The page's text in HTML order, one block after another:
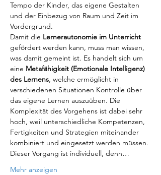
Tempo der Kinder, das eigene Gestalten
und der Einbezug von Raum und Zeit im
Vordergrund.
Damit die Lernerautonomie im Unterricht
gefördert werden kann, muss man wissen,
was damit gemeint ist. Es handelt sich um
eine Metafähigkeit (Emotionale Intelligenz)
des Lernens, welche ermöglicht in
verschiedenen Situationen Kontrolle über
das eigene Lernen auszuüben. Die
Komplexität des Vorgehens ist dabei sehr
hoch, weil unterschiedliche Kompetenzen,
Fertigkeiten und Strategien miteinander
kombiniert und eingesetzt werden müssen.
Dieser Vorgang ist individuell, denn…
Mehr anzeigen